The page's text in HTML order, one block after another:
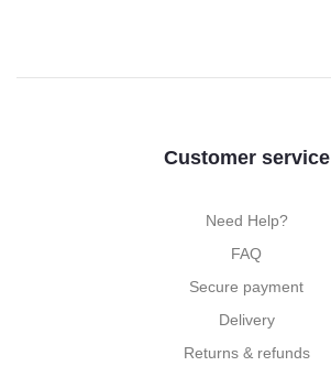
Customer service
Need Help?
FAQ
Secure payment
Delivery
Returns & refunds